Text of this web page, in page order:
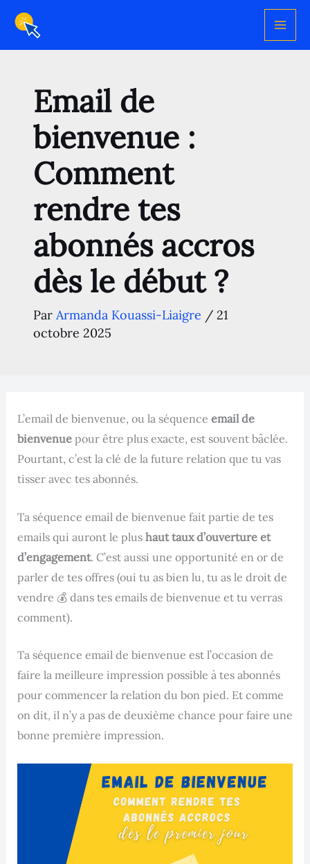
Aller
contenu
Email de
bienvenue :
Comment
rendre tes
abonnés accros
dès le début ?
Par Armanda Kouassi-Liaigre / 21
octobre 2025
L’email de bienvenue, ou la séquence email de
bienvenue pour être plus exacte, est souvent bâclée.
Pourtant, c’est la clé de la future relation que tu vas
tisser avec tes abonnés.
Ta séquence email de bienvenue fait partie de tes
emails qui auront le plus haut taux d’ouverture et
d’engagement. C’est aussi une opportunité en or de
parler de tes offres (oui tu as bien lu, tu as le droit de
vendre 💰 dans tes emails de bienvenue et tu verras
comment).
Ta séquence email de bienvenue est l’occasion de
faire la meilleure impression possible à tes abonnés
pour commencer la relation du bon pied. Et comme
on dit, il n’y a pas de deuxième chance pour faire une
bonne première impression.